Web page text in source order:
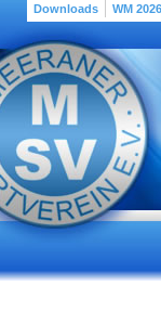
Downloads WM 2026